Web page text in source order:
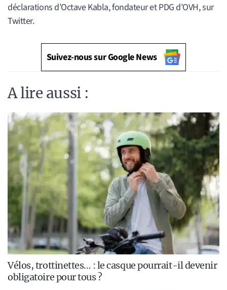
déclarations d’Octave Kabla, fondateur et PDG d’OVH, sur
Twitter.
Suivez-nous sur Google News
A lire aussi :
Vélos, trottinettes… : le casque pourrait-il devenir
obligatoire pour tous ?